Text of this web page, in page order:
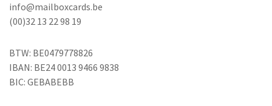
info@mailboxcards.be
(00)32 13 22 98 19
BTW: BE0479778826
IBAN: BE24 0013 9466 9838
BIC: GEBABEBB